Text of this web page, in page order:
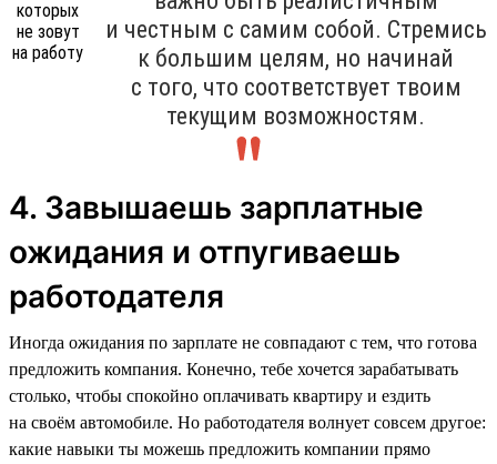
и честным с самим собой. Стремись
к большим целям, но начинай
с того, что соответствует твоим
текущим возможностям.
4. Завышаешь зарплатные
ожидания и отпугиваешь
работодателя
Иногда ожидания по зарплате не совпадают с тем, что готова
предложить компания. Конечно, тебе хочется зарабатывать
столько, чтобы спокойно оплачивать квартиру и ездить
на своём автомобиле. Но работодателя волнует совсем другое:
какие навыки ты можешь предложить компании прямо